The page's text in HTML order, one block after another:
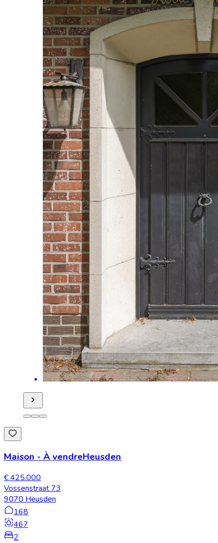
Maison - À vendreHeusden
€ 425.000
Vossenstraat 73
9070 Heusden
168
467
2